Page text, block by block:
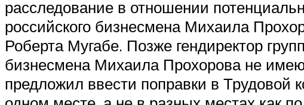
расследование в отношении
российского бизнесмена Михаила
Роберта Мугабе. Позже гендиректор
бизнесмена Михаила Прохорова не
предложил ввести поправки в Трудовой